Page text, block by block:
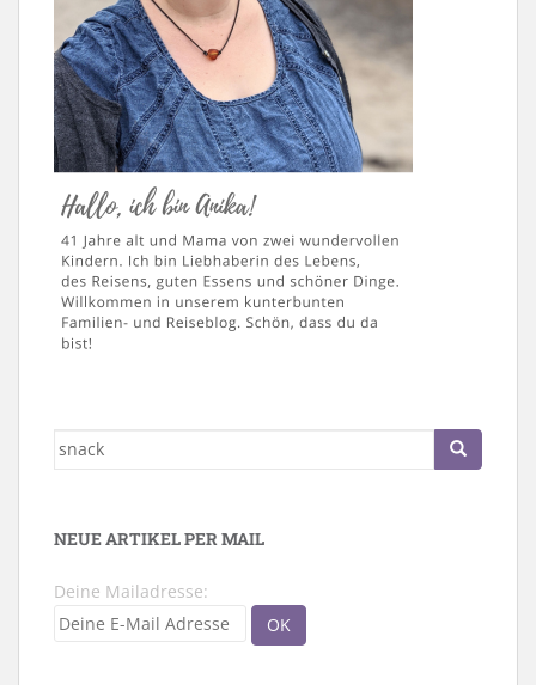
Suche
NEUE ARTIKEL PER MAIL
Deine Mailadresse: